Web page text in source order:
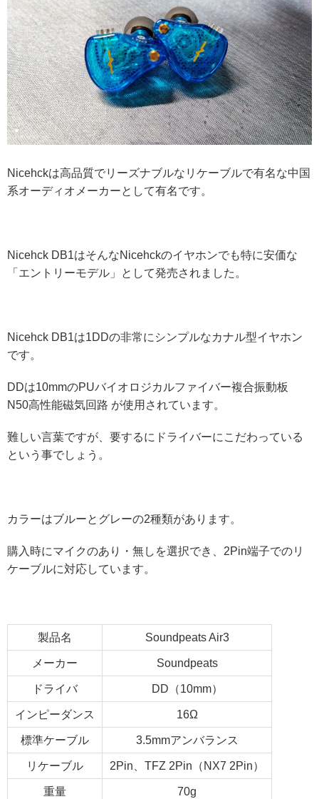
Nicehckは高品質でリーズナブルなリケーブルで有名な中国
系オーディオメーカーとして有名です。
Nicehck DB1はそんなNicehckのイヤホンでも特に安価な
「エントリーモデル」として発売されました。
Nicehck DB1は1DDの非常にシンプルなカナル型イヤホン
です。
DDは10mmのPUバイオロジカルファイバー複合振動板
N50高性能磁気回路 が使用されています。
難しい言葉ですが、要するにドライバーにこだわっている
という事でしょう。
カラーはブルーとグレーの2種類があります。
購入時にマイクのあり・無しを選択でき、2Pin端子でのリ
ケーブルに対応しています。
製品名 Soundpeats Air3
メーカー Soundpeats
ドライバ DD（10mm）
インピーダンス 16Ω
標準ケーブル 3.5mmアンバランス
リケーブル 2Pin、TFZ 2Pin（NX7 2Pin）
重量 70g